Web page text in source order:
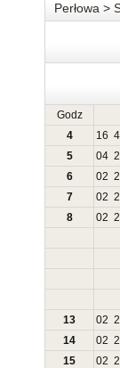
Perłowa >
Godz
4
16
5
04
6
02
7
02
8
02
13 02
14
02
15
02